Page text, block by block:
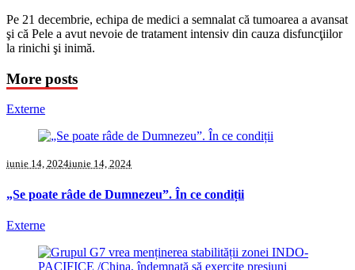
Pe 21 decembrie, echipa de medici a semnalat că tumoarea a avansat
şi că Pele a avut nevoie de tratament intensiv din cauza disfuncţiilor
la rinichi şi inimă.
More posts
Externe
iunie 14, 2024iunie 14, 2024
„Se poate râde de Dumnezeu”. În ce condiții
Externe